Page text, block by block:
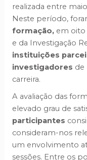
realizada entre
Neste período,
formação,em oito
e da Investigação
instituições
investigadores de
carreira.
A avaliação das
elevado grau de
participantes
consideram-nos
um envolvimento
sessões. Entre os